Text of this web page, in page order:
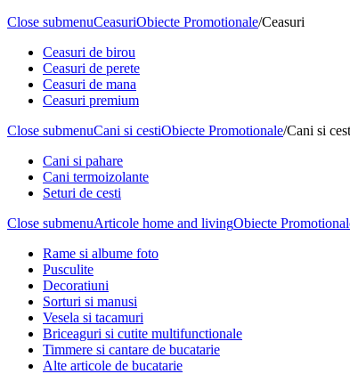
Close submenuCeasuriObiecte Promotionale/Ceasuri
Ceasuri de birou
Ceasuri de perete
Ceasuri de mana
Ceasuri premium
Close submenuCani si cestiObiecte Promotionale/Cani si
Cani si pahare
Cani termoizolante
Seturi de cesti
Close submenuArticole home and livingObiecte
Rame si albume foto
Pusculite
Decoratiuni
Sorturi si manusi
Vesela si tacamuri
Briceaguri si cutite multifunctionale
Timmere si cantare de bucatarie
Alte articole de bucatarie